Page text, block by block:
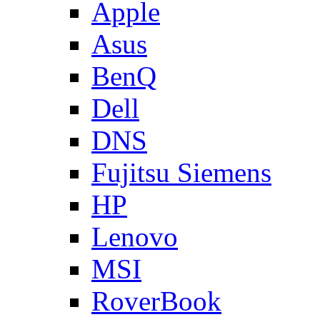
Apple
Asus
BenQ
Dell
DNS
Fujitsu Siemens
HP
Lenovo
MSI
RoverBook